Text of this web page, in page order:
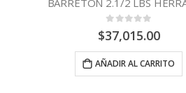
BARRETON 2.1/2 LBS
0 out of 5
$37,015.00
AÑADIR AL CARRITO